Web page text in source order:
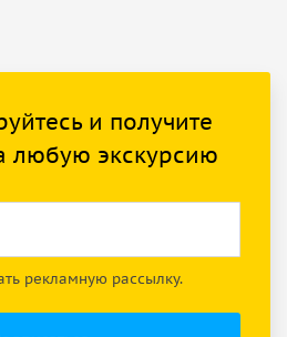
и получите
любую экскурсию
рекламную рассылку.